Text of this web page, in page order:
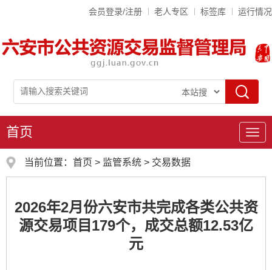
会员登录/注册 老人专区 标签库 运行情况
导
首页
当前位置： 首页 > 监管系统 > 交易数据
2026年2月份六安市共完成各类公共资
源交易项目179个，成交总额12.53亿
元